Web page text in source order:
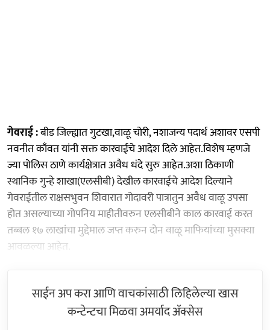
गेवराई :बीड जिल्ह्यात गुटखा,वाळू चोरी, नशाजन्य पदार्थ अशावर एसपी
नवनीत काँवत यांनी सक्त कारवाईचे आदेश दिले आहेत.विशेष म्हणजे
ज्या पोलिस ठाणे कार्यक्षेत्रात अवैध धंदे सुरु आहेत.अशा ठिकाणी
स्थानिक गुन्हे शाखा(एलसीबी) देखील कारवाईचे आदेश दिल्याने
गेवराईतील राक्षसभुवन शिवारात गोदावरी पात्रातुन अवैध वाळू उपसा
होत असल्याच्या गोपनिय माहीतीवरुन एलसीबीने काल कारवाई करत
तब्बल १७ लाखांचा मुद्देमाल जप्त करुन दोन वाळू माफियांच्या मुसक्या
आवळल्या आहेत.
साईन अप करा आणि वाचकांसाठी लिहिलेल्या खास
कन्टेन्टचा मिळवा अमर्याद ॲक्सेस